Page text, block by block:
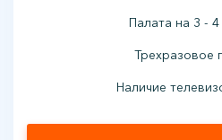
Палата на 3 -
Трехразовое
Наличие